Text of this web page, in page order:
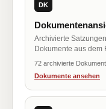
DK
Archivierte
Dokumente aus dem
72 archivierte
Dokumente ansehen